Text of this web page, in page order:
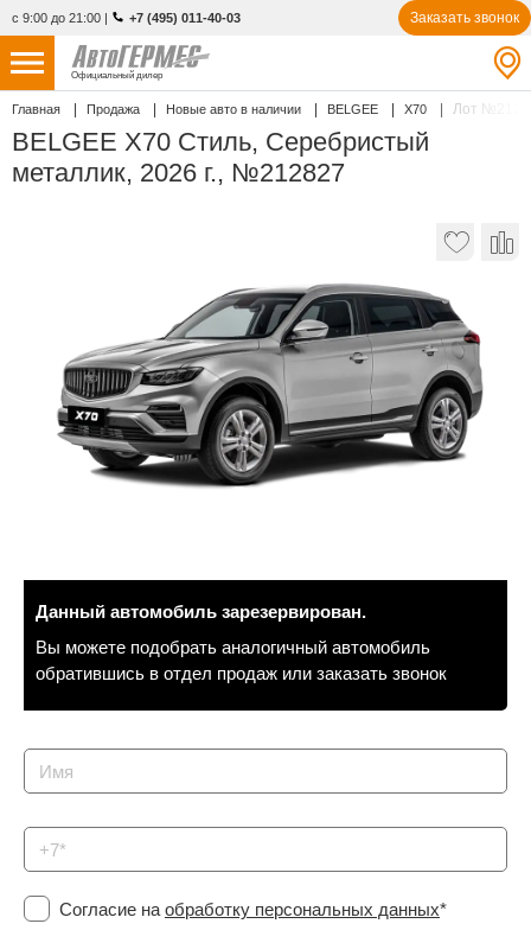
с 9:00 до 21:00 | +7 (495) 011-40-03 Заказать звонок
Официальный дилер
НОВЫЕ АВТОМОБИЛИ
С ПРОБЕГОМ 842 авто
О КОМПАНИИ
КОНТАКТЫ
Сравнение
Личный кабинет
Главная Продажа Новые авто в наличии BELGEE X70 Лот
BELGEE X70 Стиль, Серебристый
металлик, 2026 г., №212827
Данный автомобиль зарезервирован.
Вы можете подобрать аналогичный автомобиль
обратившись в отдел продаж или заказать звонок
Согласие на обработку персональных данных*